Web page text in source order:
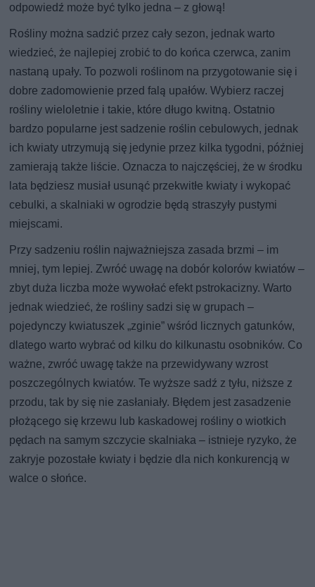
odpowiedź może być tylko jedna – z głową!
Rośliny można sadzić przez cały sezon, jednak warto
wiedzieć, że najlepiej zrobić to do końca czerwca, zanim
nastaną upały. To pozwoli roślinom na przygotowanie się i
dobre zadomowienie przed falą upałów. Wybierz raczej
rośliny wieloletnie i takie, które długo kwitną. Ostatnio
bardzo popularne jest sadzenie roślin cebulowych, jednak
ich kwiaty utrzymują się jedynie przez kilka tygodni, później
zamierają także liście. Oznacza to najczęściej, że w środku
lata będziesz musiał usunąć przekwitłe kwiaty i wykopać
cebulki, a skalniaki w ogrodzie będą straszyły pustymi
miejscami.
Przy sadzeniu roślin najważniejsza zasada brzmi – im
mniej, tym lepiej. Zwróć uwagę na dobór kolorów kwiatów –
zbyt duża liczba może wywołać efekt pstrokacizny. Warto
jednak wiedzieć, że rośliny sadzi się w grupach –
pojedynczy kwiatuszek „zginie” wśród licznych gatunków,
dlatego warto wybrać od kilku do kilkunastu osobników. Co
ważne, zwróć uwagę także na przewidywany wzrost
poszczególnych kwiatów. Te wyższe sadź z tyłu, niższe z
przodu, tak by się nie zasłaniały. Błędem jest zasadzenie
płożącego się krzewu lub kaskadowej rośliny o wiotkich
pędach na samym szczycie skalniaka – istnieje ryzyko, że
zakryje pozostałe kwiaty i będzie dla nich konkurencją w
walce o słońce.